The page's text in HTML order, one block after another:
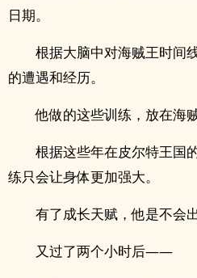
日期。
根据大脑中对海贼王时间
的遭遇和经历。
他做的这些训练，放在海
根据这些年在皮尔特王国
练只会让身体更加强大。
有了成长天赋，他是不会
又过了两个小时后——